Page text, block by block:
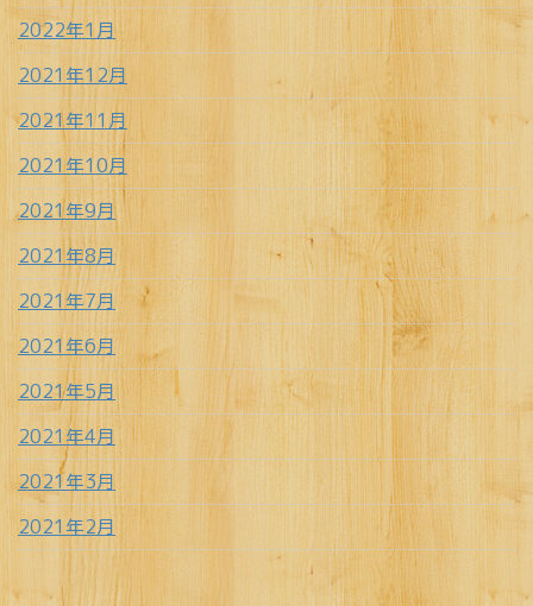
2022年1月
2021年12月
2021年11月
2021年10月
2021年9月
2021年8月
2021年7月
2021年6月
2021年5月
2021年4月
2021年3月
2021年2月